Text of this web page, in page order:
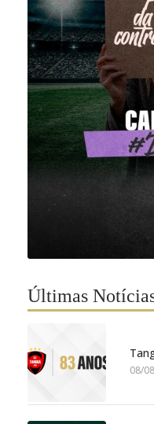
Últimas
08/